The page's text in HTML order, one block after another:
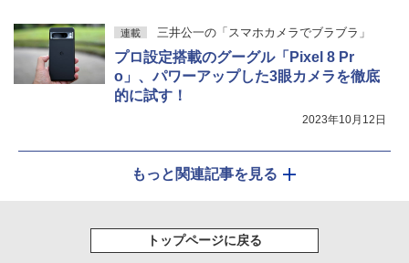
連載 三井公一の「スマホカメラでブラブラ」
プロ設定搭載のグーグル「Pixel 8 Pr
o」、パワーアップした3眼カメラを徹底
的に試す！
2023年10月12日
もっと関連記事を見る
トップページに戻る